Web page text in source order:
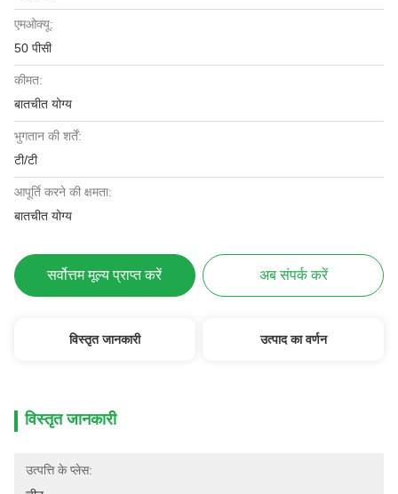
एमओक्यू:
50 पीसी
कीमत:
बातचीत योग्य
भुगतान की शर्तें:
टी/टी
आपूर्ति करने की क्षमता:
बातचीत योग्य
सर्वोत्तम मूल्य प्राप्त करें अब संपर्क करें
विस्तृत जानकारी उत्पाद का वर्णन
विस्तृत जानकारी
उत्पत्ति के प्लेस: